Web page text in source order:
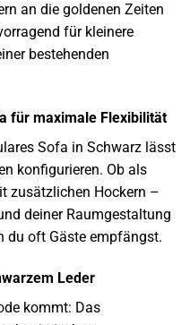
an die goldenen Zeiten
für kleinere
bestehenden
für maximale Flexibilität
Sofa in Schwarz lässt
konfigurieren. Ob als
zusätzlichen Hockern –
deiner Raumgestaltung
du oft Gäste empfängst.
Leder
kommt: Das